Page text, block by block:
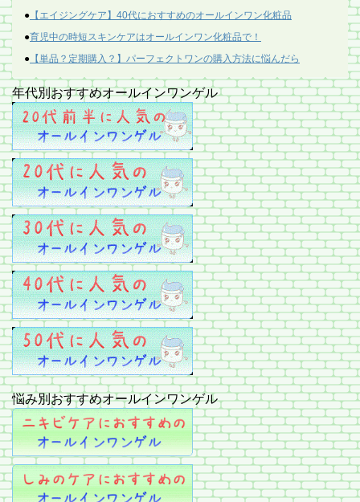
● 【エイジングケア】40代におすすめのオールインワン化粧品
●育児中の時短スキンケアはオールインワン化粧品で！
● 【単品？定期購入？】パーフェクトワンの購入方法に悩んだら
年代別おすすめオールインワンゲル
悩み別おすすめオールインワンゲル